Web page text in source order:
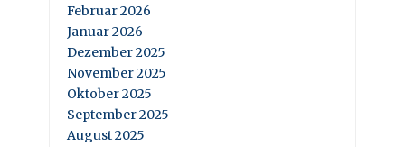
Februar 2026
Januar 2026
Dezember 2025
November 2025
Oktober 2025
September 2025
August 2025